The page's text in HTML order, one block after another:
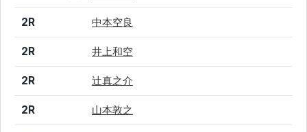
2R 中本空良
2R 井上和空
2R 辻真之介
2R 山本敦之